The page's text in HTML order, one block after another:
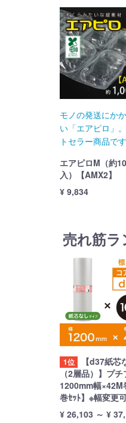
モノの発送にか
い「エアピロ」
トセラー商品で
エアピロM（約
入）【AMX2】
¥ 9,834
売れ筋
1位
【d37紙芯
（2層品）】プ
1200mm幅×42M
巻ｾｯﾄ】※幅変更
¥ 26,103 ～ ¥